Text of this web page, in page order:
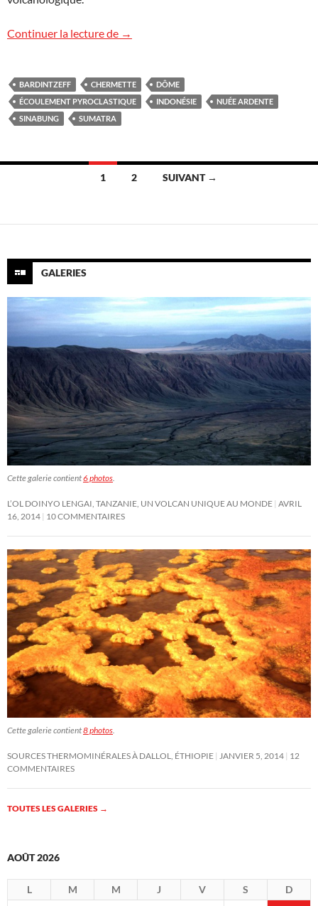
Continuer la lecture de Le Sinabung très actif
→
BARDINTZEFF CHERMETTE
DÔME
ÉCOULEMENT PYROCLASTIQUE
INDONÉSIE
NUÉE ARDENTE
SINABUNG
SUMATRA
articles
1 2 SUIVANT →
GALERIES
Cette galerie contient6 photos.
L’OL DOINYO LENGAI, TANZANIE, UN VOLCAN UNIQUE AU MONDE AVRIL
16, 2014 10 COMMENTAIRES
Cette galerie contient8 photos.
SOURCES THERMOMINÉRALES À DALLOL, ÉTHIOPIE JANVIER 5, 2014 12
COMMENTAIRES
TOUTES LES GALERIES →
AOÛT 2026
L M M J V S
D